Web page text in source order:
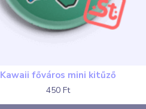
Kawaii főváros mini kitűző
450 Ft